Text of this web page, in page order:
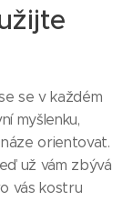
se v každém
myšlenku,
orientovat.
už vám zbývá
vás kostru